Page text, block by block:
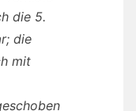
die 5.
die
mit